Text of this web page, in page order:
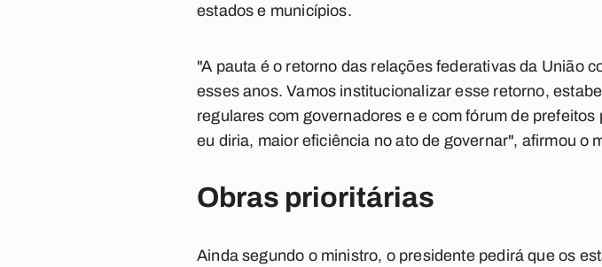
estados e municípios.
"A pauta é o retorno das relações federativas da União
esses anos. Vamos institucionalizar esse retorno,
regulares com governadores e e com fórum de
eu diria, maior eficiência no ato de governar", afirmou o
Obras prioritárias
Ainda segundo o ministro, o presidente pedirá que os